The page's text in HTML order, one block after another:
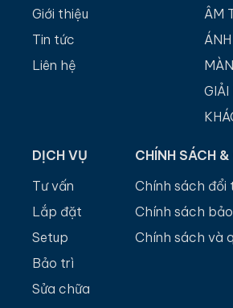
Giới thiệu
Tin tức
Liên hệ
ÂM
GIẢI
DỊCH VỤ
Tư vấn
Lắp đặt
Setup
Bảo trì
Sửa chữa
CHÍNH SÁCH
Chính sách đổi
Chính sách
Chính sách và